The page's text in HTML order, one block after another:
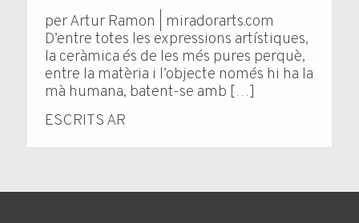
ESCRITS AR
per Artur Ramon | miradorarts.com
D’entre totes les expressions artístiques,
la ceràmica és de les més pures perquè,
entre la matèria i l’objecte només hi ha la
mà humana, batent-se amb […]